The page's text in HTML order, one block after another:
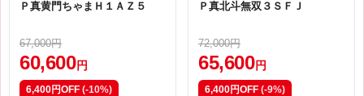
Ｐ真黄門ちゃまＨ１ＡＺ５
67,000円
60,600 円
6,400円OFF (-10%)
Ｐ真北斗無双３ＳＦＪ
72,000円
65,600 円
6,400円OFF (-9%)